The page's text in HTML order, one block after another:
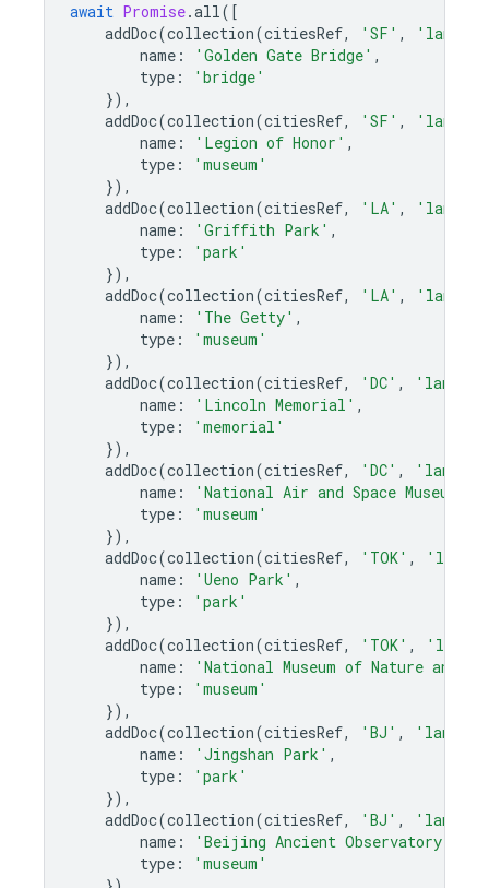
await Promise.all([
addDoc(collection(citiesRef, 'SF' ,
name : 'Golden Gate Bridge' ,
type :
'bridge'
}),
addDoc(collection(citiesRef, 'SF' ,
name : 'Legion of Honor' ,
type :
'museum'
}),
addDoc(collection(citiesRef, 'LA' ,
name : 'Griffith Park' ,
type :
'park'
}),
addDoc(collection(citiesRef, 'LA' ,
name : 'The Getty' ,
type :
'museum'
}),
addDoc(collection(citiesRef, 'DC' ,
name : 'Lincoln Memorial' ,
type :
'memorial'
}),
addDoc(collection(citiesRef, 'DC' ,
name : 'National Air and Space Museum'
type :
'museum'
}),
addDoc(collection(citiesRef, 'TOK' ,
name : 'Ueno Park' ,
type :
'park'
}),
addDoc(collection(citiesRef, 'TOK' ,
name :
'National Museum of Nature and
type :
'museum'
}),
addDoc(collection(citiesRef, 'BJ' ,
name : 'Jingshan Park' ,
type :
'park'
}),
addDoc(collection(citiesRef, 'BJ' ,
name : 'Beijing Ancient Observatory'
type :
'museum'